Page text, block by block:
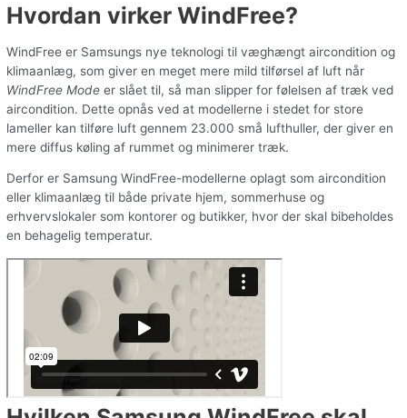
Hvordan virker WindFree?
WindFree er Samsungs nye teknologi til væghængt aircondition og
klimaanlæg, som giver en meget mere mild tilførsel af luft når
WindFree Modeer slået til, så man slipper for følelsen af træk ved
aircondition. Dette opnås ved at modellerne i stedet for store
lameller kan tilføre luft gennem 23.000 små lufthuller, der giver en
mere diffus køling af rummet og minimerer træk.
Derfor er Samsung WindFree-modellerne oplagt som aircondition
eller klimaanlæg til både private hjem, sommerhuse og
erhvervslokaler som kontorer og butikker, hvor der skal bibeholdes
en behagelig temperatur.